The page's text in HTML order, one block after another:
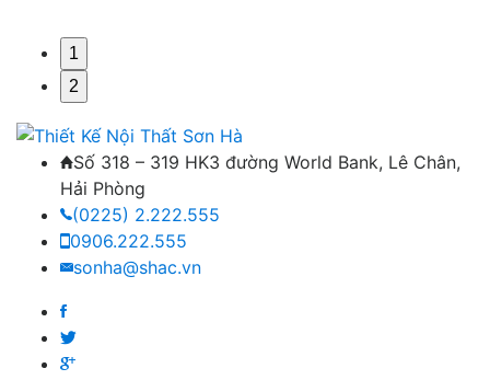
1
2
Số 318 – 319 HK3 đường World Bank, Lê Chân,
Hải Phòng
(0225) 2.222.555
0906.222.555
sonha@shac.vn